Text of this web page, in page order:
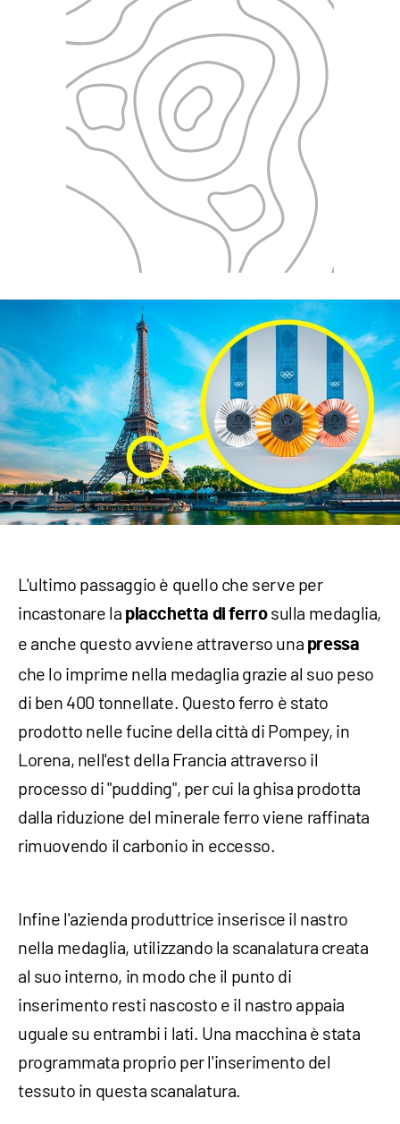
L'ultimo passaggio è quello che serve per
incastonare la placchetta di ferrosulla medaglia,
e anche questo avviene attraverso una pressa
che lo imprime nella medaglia grazie al suo peso
di ben 400 tonnellate. Questo ferro è stato
prodotto nelle fucine della città di Pompey, in
Lorena, nell'est della Francia attraverso il
processo di "pudding", per cui la ghisa prodotta
dalla riduzione del minerale ferro viene raffinata
rimuovendo il carbonio in eccesso.
Infine l'azienda produttrice inserisce il nastro
nella medaglia, utilizzando la scanalatura creata
al suo interno, in modo che il punto di
inserimento resti nascosto e il nastro appaia
uguale su entrambi i lati. Una macchina è stata
programmata proprio per l'inserimento del
tessuto in questa scanalatura.